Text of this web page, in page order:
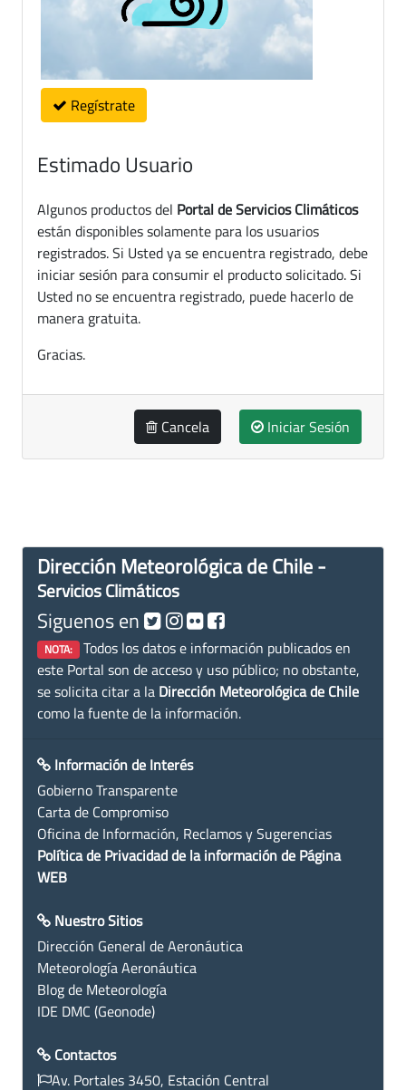
Regístrate
Estimado Usuario
Algunos productos del Portal de Servicios Climáticos
están disponibles solamente para los usuarios
registrados. Si Usted ya se encuentra registrado, debe
iniciar sesión para consumir el producto solicitado. Si
Usted no se encuentra registrado, puede hacerlo de
manera gratuita.
Gracias.
Cancela Iniciar Sesión
Dirección Meteorológica de Chile -
Servicios Climáticos
Siguenos en
NOTA: Todos los datos e información publicados en
este Portal son de acceso y uso público; no obstante,
se solicita citar a la Dirección Meteorológica de Chile
como la fuente de la información.
Información de Interés
Gobierno Transparente
Carta de Compromiso
Oficina de Información, Reclamos y Sugerencias
Política de Privacidad de la información de Página
WEB
Nuestro Sitios
Dirección General de Aeronáutica
Meteorología Aeronáutica
Blog de Meteorología
IDE DMC (Geonode)
Contactos
Av. Portales 3450, Estación Central